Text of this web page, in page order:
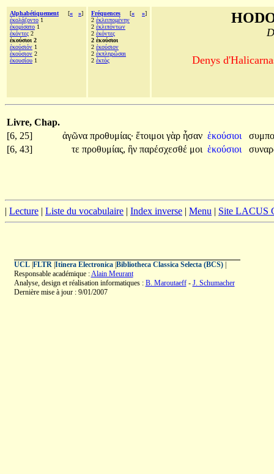
Alphabétiquement [« »]
ἐκολάζοντο 1
ἐκομίσατο 1
ἑκόντες 2
ἑκούσιοι 2
ἑκούσιόν 1
ἑκούσιον 2
ἑκουσίου 1
Fréquences [« »]
2 ἐκλειπομένην
2 ἐκλιπόντων
2 ἑκόντες
2 ἑκούσιοι
2 ἑκούσιον
2 ἐκπληρῶσαι
2 ἐκτὸς Denys
Livre, Chap.
[6, 25]
ἀγῶνα προθυμίας· ἕτοιμοι γὰρ ἦσαν ἑκούσιοι
[6, 43]
τε προθυμίας, ἣν παρέσχεσθέ μοι ἑκούσιοι
| Lecture | Liste du vocabulaire | Index inverse | Menu | Site LACUS
UCL| FLTR| Itinera Electronica| Bibliotheca Classica Selecta (BCS)|
Responsable académique :Alain Meurant
Analyse, design et réalisation informatiques : B. Maroutaeff- J. Schumacher
Dernière mise à jour : 9/01/2007